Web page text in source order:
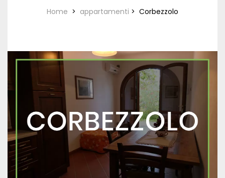
Home > appartamenti > Corbezzolo